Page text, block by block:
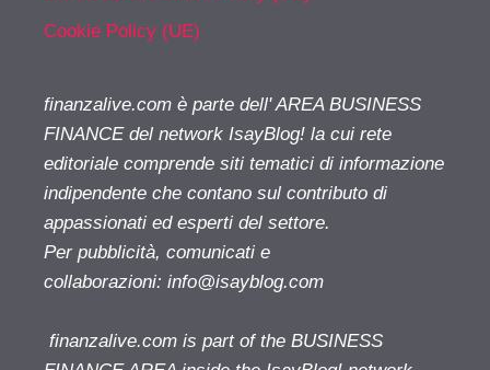
Cookie Policy (UE)
finanzalive.com è parte dell' AREA BUSINESS
FINANCE del network IsayBlog! la cui rete
editoriale comprende siti tematici di informazione
indipendente che contano sul contributo di
appassionati ed esperti del settore.
Per pubblicità, comunicati e
collaborazioni: info@isayblog.com
finanzalive.com is part of the BUSINESS